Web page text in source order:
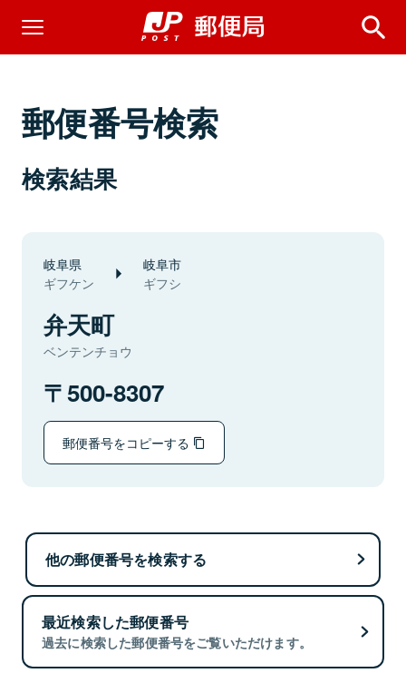
郵便番号検索
検索結果
岐阜県
ギフケン
岐阜市
ギフシ
弁天町
ベンテンチョウ
500-8307
郵便番号をコピーする
他の郵便番号を検索する
最近検索した郵便番号
過去に検索した郵便番号をご覧いただけます。